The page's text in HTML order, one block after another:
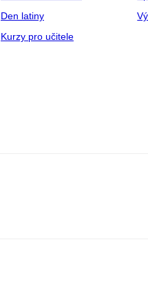
Den latiny
Kurzy pro učitele